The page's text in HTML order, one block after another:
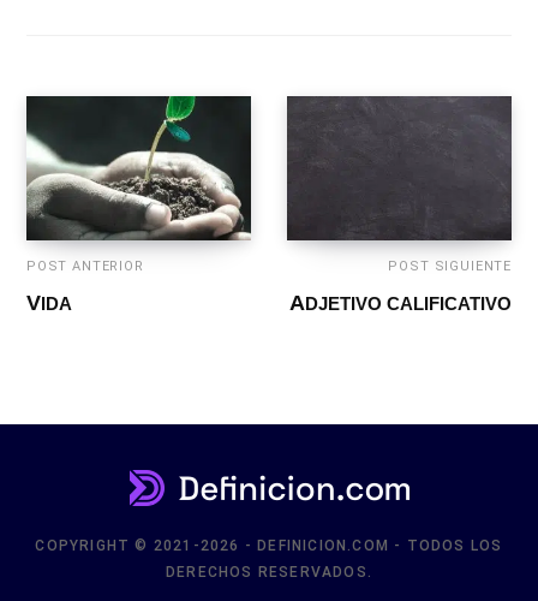
POST ANTERIOR
VIDA
POST SIGUIENTE
ADJETIVO CALIFICATIVO
COPYRIGHT © 2021-2026 - DEFINICION.COM - TODOS LOS
DERECHOS RESERVADOS.